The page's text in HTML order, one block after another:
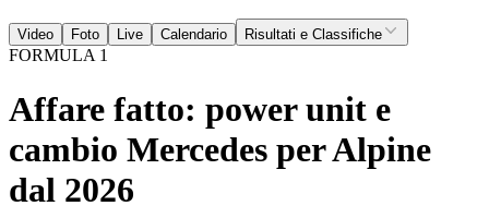
Video Foto Live Calendario Risultati e Classifiche
FORMULA 1
Affare fatto: power unit e
cambio Mercedes per Alpine
dal 2026